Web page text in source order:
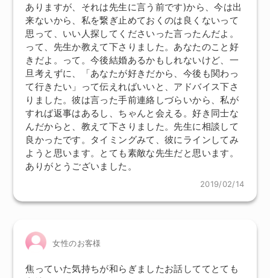
ありますが、それは先生に言う前です)から、今は出
来ないから、私を繋ぎ止めておくのは良くないって
思って、いい人探してくださいった言ったんだよ。
って、先生か教えて下さりました。あなたのこと好
きだよ。って。今後結婚あるかもしれないけど、一
旦考えずに、「あなたが好きだから、今後も関わっ
て行きたい」って伝えればいいと、アドバイス下さ
りました。彼は言った手前連絡しづらいから、私が
すれば返事はあるし、ちゃんと会える。好き同士な
んだからと、教えて下さりました。先生に相談して
良かったです。タイミングみて、彼にラインしてみ
ようと思います。とても素敵な先生だと思います。
ありがとうございました。
2019/02/14
女性のお客様
焦っていた気持ちが和らぎましたお話しててとても